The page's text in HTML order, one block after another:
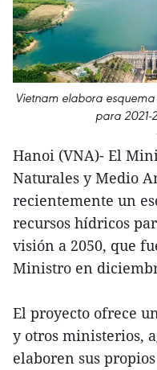
Vietnam elabora
para 2021-
Hanoi (VNA)- El
Naturales y Medio
recientemente un
recursos hídricos
visión a 2050, que
Ministro en
El proyecto ofrece
y otros ministerios,
elaboren sus